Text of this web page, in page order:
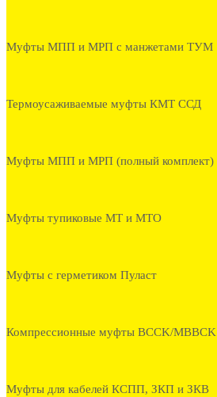
Муфты МПП и МРП с манжетами ТУМ
Термоусаживаемые муфты КМТ ССД
Муфты МПП и МРП (полный комплект)
Муфты тупиковые МТ и МТО
Муфты с герметиком Пуласт
Компрессионные муфты BCCK/MBBCK
Муфты для кабелей КСПП, ЗКП и ЗКВ